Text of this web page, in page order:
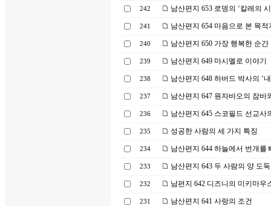
242 남산편지 653 로뎅의 ‘칼레의
241 남산편지 654 마음으로 본 목적
240 남산편지 650 가장 행복한 순간
239 남산편지 649 마시멜로 이야기
238 남산편지 648 하버드 박사의 ‘
237 남산편지 647 원자바오의 잠바
236 남산편지 645 스코필드 선교사
235 성공한 사람의 세 가지 특징
234 남산편지 644 하늘에서 번개를
233 남산편지 643 두 사람의 양 도둑
232 남편지 642 디즈니의 미키마우
231 남산편지 641 사랑의 조건